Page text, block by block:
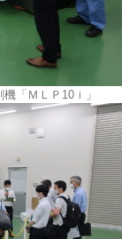
「ＭＬＰ10ｉ」